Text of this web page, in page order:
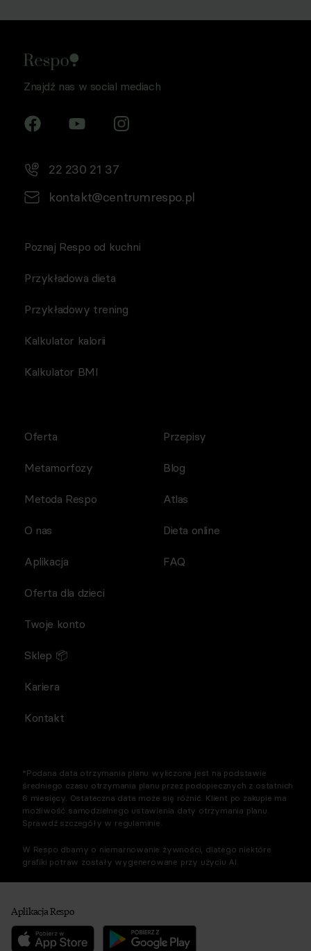
ustawy Prawo komunikacji elektronicznej z dnia 12 lipca
Współadministratorów (Respo Wrzosek Witkowski SK,
Znajdź nas w social mediach
22 230 21 37
kontakt@centrumrespo.pl
Poznaj Respo od kuchni
Przykładowa dieta
Przykładowy trening
Kalkulator kalorii
Kalkulator BMI
Oferta
Metamorfozy
Metoda Respo
O nas
Aplikacja
Przepisy
Blog
Atlas
Dieta online
FAQ
Oferta dla dzieci
Twoje konto
Sklep 📦
Kariera
Kontakt
*Podana data otrzymania planu wyliczona jest na podstawie
średniego czasu otrzymania planu przez podopiecznych z ostatnich
6 miesięcy. Ostateczna data może się różnić. Klient po zakupie ma
możliwość samodzielnego ustawienia daty otrzymania planu.
Sprawdź szczegóły w regulaminie.
W Respo dbamy o niemarnowanie żywności, dlatego niektóre
grafiki potraw zostały wygenerowane przy użyciu AI.
Aplikacja Respo